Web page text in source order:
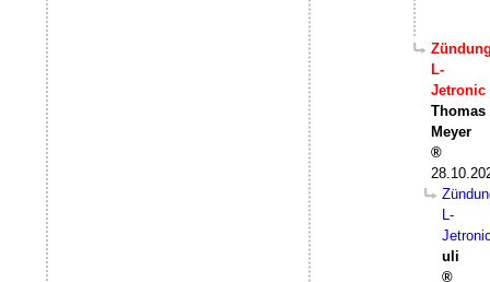
L-
Jetronic
Thomas
Meyer
L-
uli